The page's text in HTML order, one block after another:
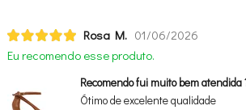
Rosa M. 01/06/2026
Eu recomendo esse produto.
Recomendo fui muito bem atendida
Ótimo de excelente qualidade